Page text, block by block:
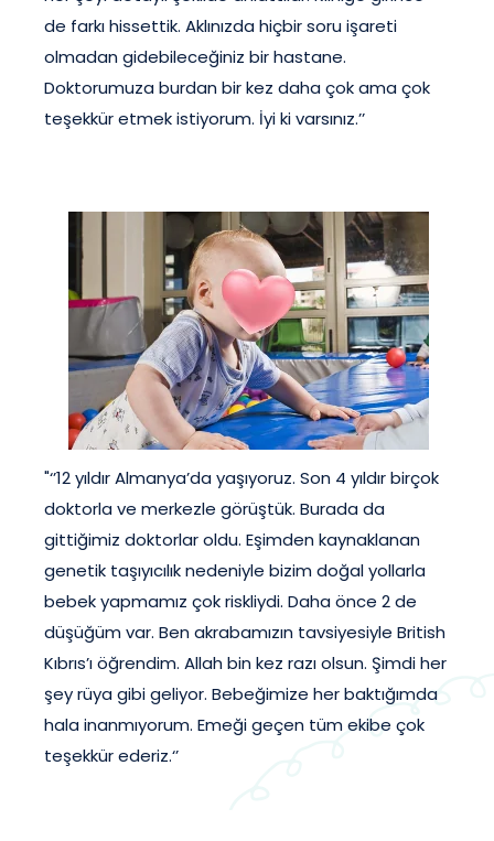
de farkı hissettik. Aklınızda hiçbir soru işareti
olmadan gidebileceğiniz bir hastane.
Doktorumuza burdan bir kez daha çok ama çok
teşekkür etmek istiyorum. İyi ki varsınız.’’
"‘’12 yıldır Almanya’da yaşıyoruz. Son 4 yıldır birçok
doktorla ve merkezle görüştük. Burada da
gittiğimiz doktorlar oldu. Eşimden kaynaklanan
genetik taşıyıcılık nedeniyle bizim doğal yollarla
bebek yapmamız çok riskliydi. Daha önce 2 de
düşüğüm var. Ben akrabamızın tavsiyesiyle British
Kıbrıs’ı öğrendim. Allah bin kez razı olsun. Şimdi her
şey rüya gibi geliyor. Bebeğimize her baktığımda
hala inanmıyorum. Emeği geçen tüm ekibe çok
teşekkür ederiz.‘’